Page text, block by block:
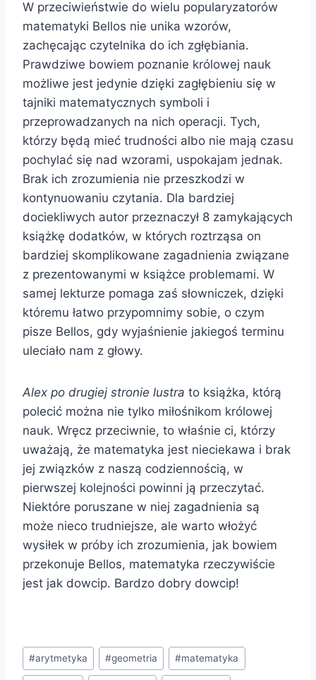
W przeciwieństwie do wielu popularyzatorów
matematyki Bellos nie unika wzorów,
zachęcając czytelnika do ich zgłębiania.
Prawdziwe bowiem poznanie królowej nauk
możliwe jest jedynie dzięki zagłębieniu się w
tajniki matematycznych symboli i
przeprowadzanych na nich operacji. Tych,
którzy będą mieć trudności albo nie mają czasu
pochylać się nad wzorami, uspokajam jednak.
Brak ich zrozumienia nie przeszkodzi w
kontynuowaniu czytania. Dla bardziej
dociekliwych autor przeznaczył 8 zamykających
książkę dodatków, w których roztrząsa on
bardziej skomplikowane zagadnienia związane
z prezentowanymi w książce problemami. W
samej lekturze pomaga zaś słowniczek, dzięki
któremu łatwo przypomnimy sobie, o czym
pisze Bellos, gdy wyjaśnienie jakiegoś terminu
uleciało nam z głowy.
Alex po drugiej stronie lustra to książka, którą
polecić można nie tylko miłośnikom królowej
nauk. Wręcz przeciwnie, to właśnie ci, którzy
uważają, że matematyka jest nieciekawa i brak
jej związków z naszą codziennością, w
pierwszej kolejności powinni ją przeczytać.
Niektóre poruszane w niej zagadnienia są
może nieco trudniejsze, ale warto włożyć
wysiłek w próby ich zrozumienia, jak bowiem
przekonuje Bellos, matematyka rzeczywiście
jest jak dowcip. Bardzo dobry dowcip!
Tagi
wpisu:
#arytmetyka #geometria #matematyka